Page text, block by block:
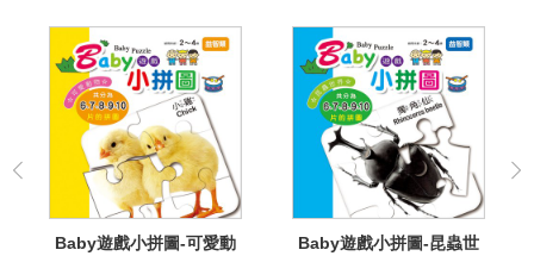
Baby遊戲小拼圖-可愛動
Baby遊戲小拼圖-昆蟲世